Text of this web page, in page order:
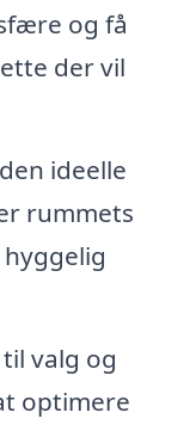
og få
der vil
ideelle
rummets
valg og
optimere